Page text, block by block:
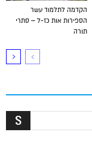
הקדמה לתלמוד עשר
הספירות אות כז-ל – סתרי
תורה